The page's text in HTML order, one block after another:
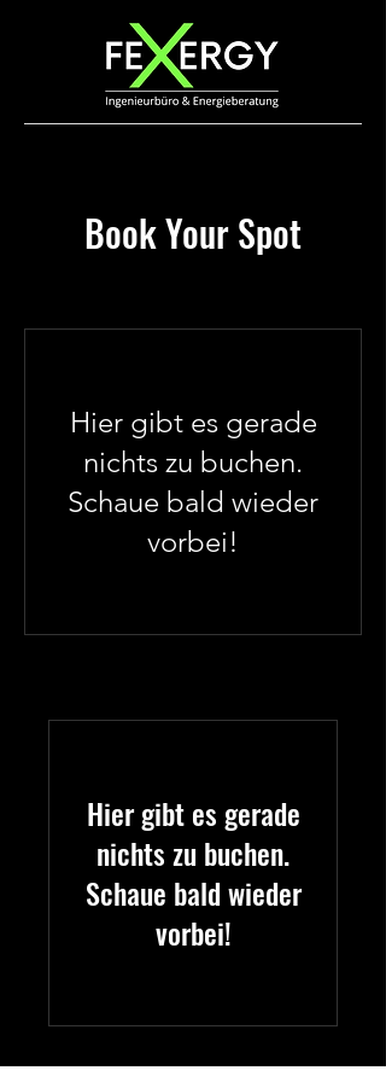
Book Your Spot
Hier gibt es gerade
nichts zu buchen.
Schaue bald wieder
vorbei!
Hier gibt es gerade
nichts zu buchen.
Schaue bald wieder
vorbei!